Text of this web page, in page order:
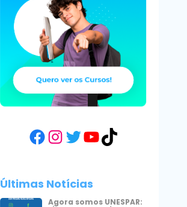
Facebook
Instagram
Twitter
YouTube
TikTok
Últimas Notícias
Agora somos UNESPAR: